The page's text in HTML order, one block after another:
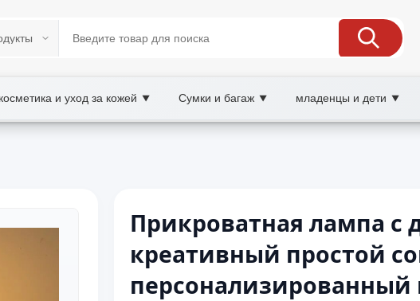
косметика и уход за кожей ▼ Сумки и багаж ▼ младенцы и дети ▼
Прикроватная лампа с
креативный простой
персонализированный